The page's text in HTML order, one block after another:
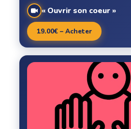
« Ouvrir son coeur »
19.00€ – Acheter